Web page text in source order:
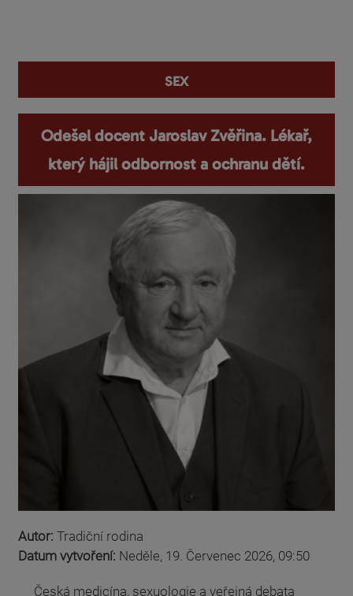
sex
Odešel docent Jaroslav Zvěřina. Lékař,
který hájil odbornost a ochranu dětí.
Autor: Tradiční rodina
Datum vytvoření: Neděle, 19. Červenec 2026, 09:50
Česká medicína, sexuologie a veřejná debata